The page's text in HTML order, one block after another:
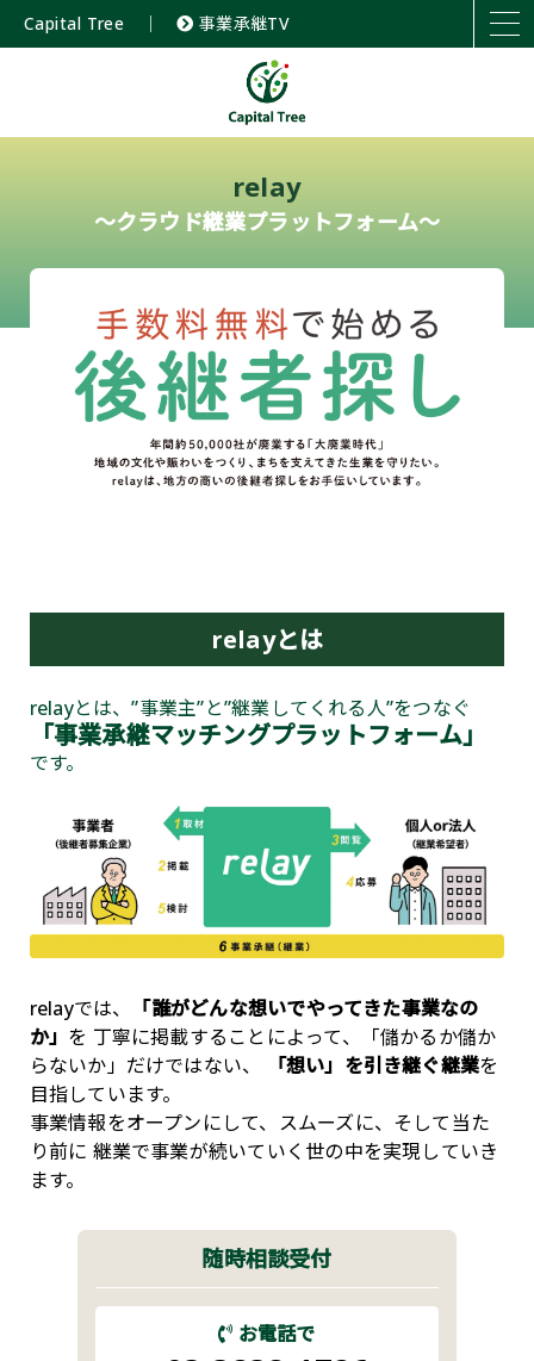
Capital Tree ｜ 事業承継TV
relay
～クラウド継業プラットフォーム～
relayとは
relayとは、”事業主”と”継業してくれる人”をつなぐ
「事業承継マッチングプラットフォーム」
です。
relayでは、
「誰がどんな想いでやってきた事業なの
か」 を 丁寧に掲載することによって、「儲かるか儲か
らないか」だけではない、
「想い」を引き継ぐ継業を
目指しています。
事業情報をオープンにして、スムーズに、そして当た
り前に 継業で事業が続いていく世の中を実現していき
ます。
随時相談受付
お電話で